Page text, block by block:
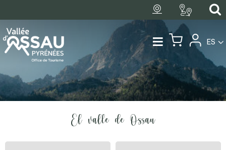
ES
El valle de Ossau